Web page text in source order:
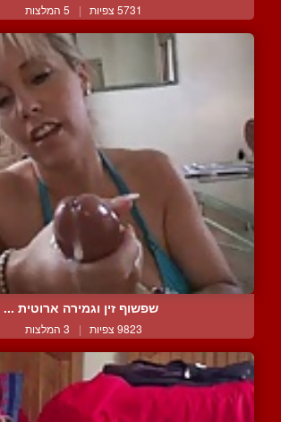
5731 צפיות | 5 המלצות
שפשוף זין וגמירה ארוטית ...
9823 צפיות | 3 המלצות